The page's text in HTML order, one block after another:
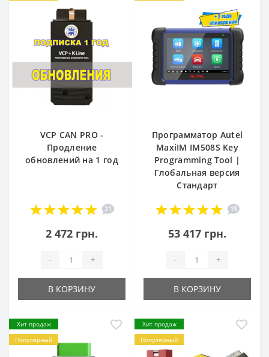
VCP CAN PRO -
Продление
обновлений на 1 год
21
2 472 грн.
- +
В КОРЗИНУ
Программатор Autel
MaxiIM IM508S Key
Programming Tool |
Глобальная версия
Стандарт
15
53 417 грн.
- +
В КОРЗИНУ
Хит продаж
Популярный
Хит продаж
Популярный